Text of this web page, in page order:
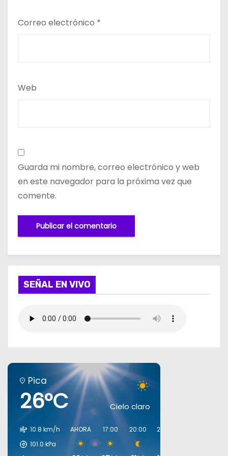
Correo electrónico *
Web
Guarda mi nombre, correo electrónico y web
en este navegador para la próxima vez que
comente.
SEÑAL EN VIVO
Pica
26°C Cielo claro
10.8 km/h
101.0 kPa
AHORA 17:00 20:00 23:00